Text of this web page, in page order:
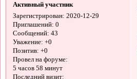
Активный участник
Зарегистрирован: 2020-12-29
Приглашений: 0
Сообщений: 43
Уважение: +0
Позитив: +0
Провел на форуме:
5 часов 58 минут
Последний визит: